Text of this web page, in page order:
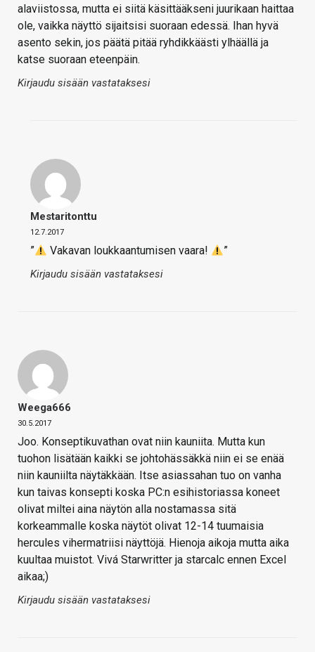
alaviistossa, mutta ei siitä käsittääkseni juurikaan haittaa
ole, vaikka näyttö sijaitsisi suoraan edessä. Ihan hyvä
asento sekin, jos päätä pitää ryhdikkäästi ylhäällä ja
katse suoraan eteenpäin.
Kirjaudu sisään vastataksesi
Mestaritonttu
12.7.2017
” Vakavan loukkaantumisen vaara! ”
Kirjaudu sisään vastataksesi
Weega666
30.5.2017
Joo. Konseptikuvathan ovat niin kauniita. Mutta kun
tuohon lisätään kaikki se johtohässäkkä niin ei se enää
niin kauniilta näytäkkään. Itse asiassahan tuo on vanha
kun taivas konsepti koska PC:n esihistoriassa koneet
olivat miltei aina näytön alla nostamassa sitä
korkeammalle koska näytöt olivat 12-14 tuumaisia
hercules vihermatriisi näyttöjä. Hienoja aikoja mutta aika
kuultaa muistot. Vivá Starwritter ja starcalc ennen Excel
aikaa;)
Kirjaudu sisään vastataksesi